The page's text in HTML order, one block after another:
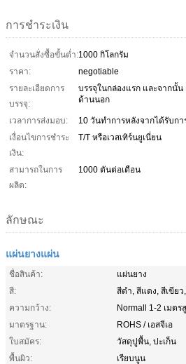
การชำระเงิน
จำนวนสั่งซื้อขั้นต่ำ:1000 กิโลกรัม
ราคา:
negotiable
รายละเอียดการ
บรรจุ:
บรรจุในกล่องแรก และจากนั้น
ด้านนอก
เวลาการส่งมอบ:
10 วันทำการหลังจากได้รับกา
เงื่อนไขการชำระ
เงิน:
T/T หรือเวสเทิร์นยูเนี่ยน
สามารถในการ
ผลิต:
1000 ตันต่อเดือน
ลักษณะ
แผ่นยางแผ่น
ชื่อสินค้า:
แผ่นยาง
สี:
สีดำ, สีแดง, สีเขีย
ความกว้าง:
Normall 1-2 เมตร
มาตรฐาน:
ROHS / เอสจีเอ
ใบสมัคร:
วัสดุปูพื้น, ปะเก็น
พื้นผิว:
เรียบนูน